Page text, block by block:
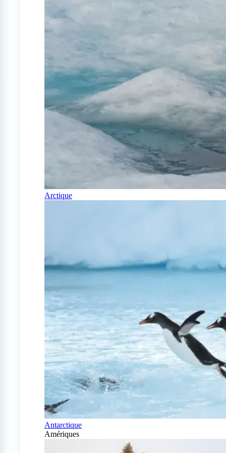
Arctique
Antarctique
Amériques